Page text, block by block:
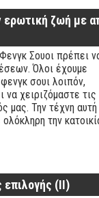
ερωτική ζωή με
Σουοι πρέπει
Όλοι έχουμε
σουι λοιπόν,
να χειριζόμαστε τις
μας. Την τέχνη αυτή
την
(ΙΙ)